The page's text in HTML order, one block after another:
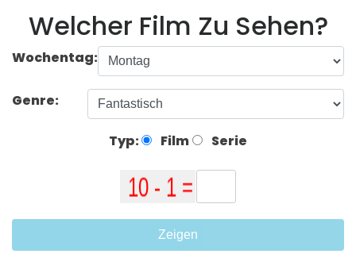
Welcher Film Zu Sehen?
Wochentag:
Genre:
Typ: Film Serie
Zeigen